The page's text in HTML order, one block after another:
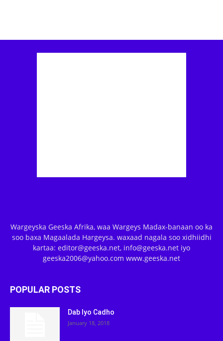
Wargeyska Geeska Afrika, waa Wargeys Madax-banaan oo ka
soo baxa Magaalada Hargeysa. waxaad nagala soo xidhiidhi
kartaa: editor@geeska.net, info@geeska.net iyo
geeska2006@yahoo.com www.geeska.net
POPULAR POSTS
Dab Iyo Cadho
January 18, 2018